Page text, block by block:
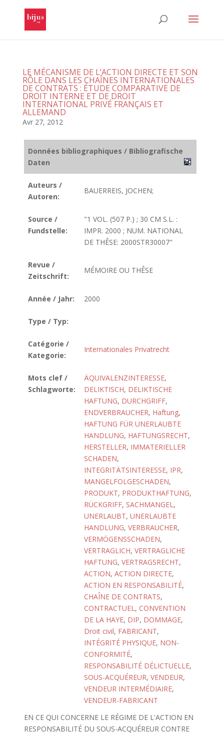
LE MÉCANISME DE L’ACTION DIRECTE ET SON
RÔLE DANS LES CHAÎNES INTERNATIONALES
DE CONTRATS : ÉTUDE COMPARATIVE DE
DROIT INTERNE ET DE DROIT
INTERNATIONAL PRIVÉ FRANÇAIS ET
ALLEMAND
Avr 27, 2012
Données bibliographiques / Bibliografische
Daten
Auteurs /
Autoren:
BAUERREIS, JOCHEN;
Source /
Fundstelle:
"1 VOL. (507 P.) ; 30 CM S.L. :
IMPR. 2000 ; NUM. NATIONAL
DE THÊSE: 2000STR30007"
Revue /
Zeitschrift:
MÉMOIRE OU THÊSE
Année / Jahr: 2000
Type / Typ:
Catégorie /
Kategorie:
Internationales Privatrecht
Mots clef /
Schlagworte:
ÄQUIVALENZINTERESSE,
DELIKTISCH, DELIKTISCHE
HAFTUNG, DURCHGRIFF,
ENDVERBRAUCHER, Haftung,
HAFTUNG FÜR UNERLAUBTE
HANDLUNG, HAFTUNGSRECHT,
HERSTELLER, IMMATERIELLER
SCHADEN,
INTEGRITÄTSINTERESSE, IPR,
MANGELFOLGESCHADEN,
PRODUKT, PRODUKTHAFTUNG,
RÜCKGRIFF, SACHMANGEL,
UNERLAUBT, UNERLAUBTE
HANDLUNG, VERBRAUCHER,
VERMÖGENSSCHADEN,
VERTRAGLICH, VERTRAGLICHE
HAFTUNG, VERTRAGSRECHT,
ACTION, ACTION DIRECTE,
ACTION EN RESPONSABILITÉ,
CHAÎNE DE CONTRATS,
CONTRACTUEL, CONVENTION
DE LA HAYE, DIP, DOMMAGE,
Droit civil, FABRICANT,
INTÉGRITÉ PHYSIQUE, NON-
CONFORMITÉ,
RESPONSABILITÉ DÉLICTUELLE,
SOUS-ACQUÉREUR, VENDEUR,
VENDEUR INTERMÉDIAIRE,
VENDEUR-FABRICANT
EN CE QUI CONCERNE LE RÉGIME DE L'ACTION EN
RESPONSABILITÉ DU SOUS-ACQUÉREUR CONTRE